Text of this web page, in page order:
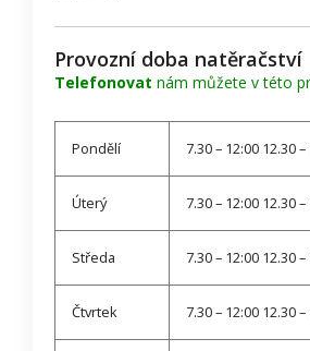
Provozní doba natěračství
Telefonovat nám můžete v této
Pondělí 7.30 – 12:00 12.30
Úterý 7.30 – 12:00 12.30
Středa 7.30 – 12:00 12.30
Čtvrtek 7.30 – 12:00 12.30